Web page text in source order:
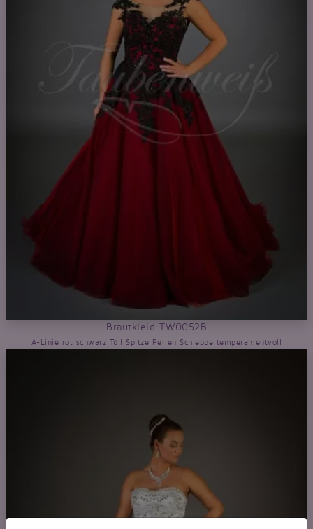
Brautkleid TW0052B
A-Linie rot schwarz Tüll Spitze Perlen Schleppe temperamentvoll